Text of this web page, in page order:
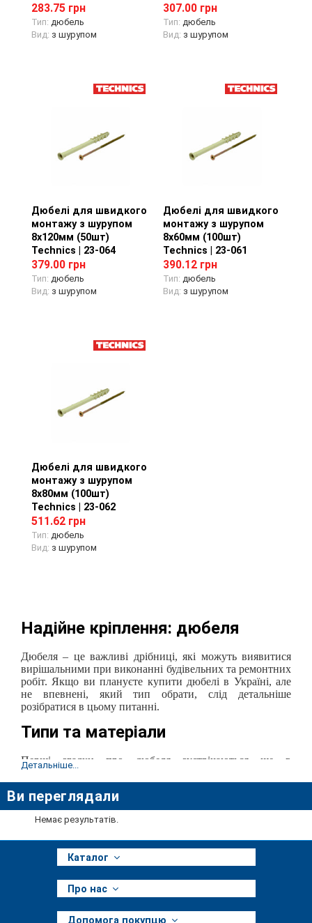
283.75 грн
Тип: дюбель
Вид: з шурупом
307.00 грн
Тип: дюбель
Вид: з шурупом
Перегляд товару
Дюбелі для швидкого
монтажу з шурупом
8х120мм (50шт)
Technics | 23-064
379.00 грн
Тип: дюбель
Вид: з шурупом
Перегляд товару
Дюбелі для швидкого
монтажу з шурупом
8х60мм (100шт)
Technics | 23-061
390.12 грн
Тип: дюбель
Вид: з шурупом
Перегляд товару
Дюбелі для швидкого
монтажу з шурупом
8х80мм (100шт)
Technics | 23-062
511.62 грн
Тип: дюбель
Вид: з шурупом
Надійне кріплення: дюбеля
Дюбеля – це важливі дрібниці, які можуть виявитися
вирішальними при виконанні будівельних та ремонтних
робіт. Якщо ви плануєте купити дюбелі в Україні, але
не впевнені, який тип обрати, слід детальніше
розібратися в цьому питанні.
Типи та матеріали
Перші згадки про дюбелязустрічаються ще в
давньоримських документах, що свідчить про довгу
історію використання цього типу кріплення. З появою
нових технологій дюбель для кріплення стає все більш
міцним, легким у використанні та екологічно
безпечним.
Виготовляються дюбеляз пластику, металу або дерева, і
ці матеріали мають свої переваги:
Пластиковідюбелявідзначаються легкістю,
стійкістю до впливу вологи та хімічною
внутрішніх робіт. Це найпоширеніші та
Детальніше...
Ви переглядали
Немає результатів.
Каталог
Про нас
Допомога покупцю